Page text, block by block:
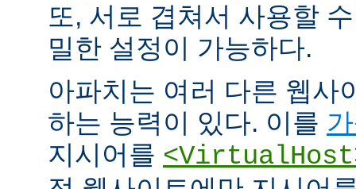
또, 서로 겹쳐서 사용할
밀한 설정이 가능하다.
아파치는 여러 다른 웹사
하는 능력이 있다. 이를
지시어를